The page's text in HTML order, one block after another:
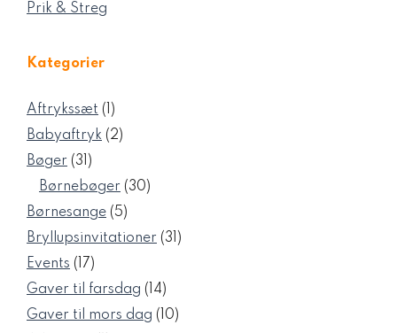
Prik & Streg
Kategorier
Aftrykssæt
1
vare
Babyaftryk 22
Bøger 31 31
Børnebøger 3030
Børnesange 55
varer
Bryllupsinvitationer 31 31
Events 1717
varer
Gaver til farsdag 1414
varer
Gaver til mors dag 1010